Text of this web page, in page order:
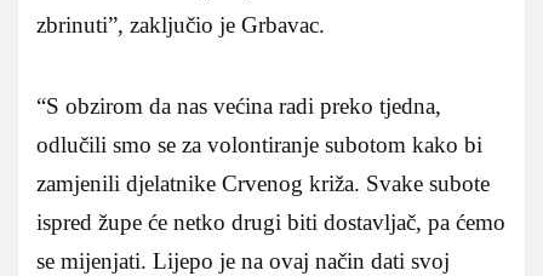
zbrinuti”, zaključio je Grbavac.
“S obzirom da nas većina radi preko tjedna,
odlučili smo se za volontiranje subotom kako bi
zamjenili djelatnike Crvenog križa. Svake subote
ispred župe će netko drugi biti dostavljač, pa ćemo
se mijenjati. Lijepo je na ovaj način dati svoj